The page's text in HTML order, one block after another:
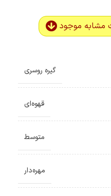
مشابه موجود
گیره روسری
قهوه‌ای
متوسط
مهره‌دار